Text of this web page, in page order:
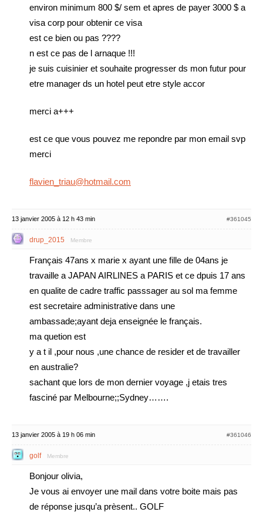
environ minimum 800 $/ sem et apres de payer 3000 $ a
visa corp pour obtenir ce visa
est ce bien ou pas ????
n est ce pas de l arnaque !!!
je suis cuisinier et souhaite progresser ds mon futur pour
etre manager ds un hotel peut etre style accor
merci a+++
est ce que vous pouvez me repondre par mon email svp
merci
flavien_triau@hotmail.com
13 janvier 2005 à 12 h 43 min #361045
drup_2015 Membre
Français 47ans x marie x ayant une fille de 04ans je
travaille a JAPAN AIRLINES a PARIS et ce dpuis 17 ans
en qualite de cadre traffic passsager au sol ma femme
est secretaire administrative dans une
ambassade;ayant deja enseignée le français.
ma quetion est
y a t il ,pour nous ,une chance de resider et de travailler
en australie?
sachant que lors de mon dernier voyage ,j etais tres
fasciné par Melbourne;;Sydney…….
13 janvier 2005 à 19 h 06 min #361046
golf Membre
Bonjour olivia,
Je vous ai envoyer une mail dans votre boite mais pas
de réponse jusqu’a prèsent.. GOLF